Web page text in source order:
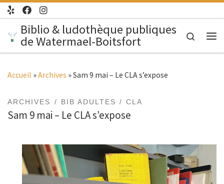
Passer au contenu
Biblio & ludothèque publiques
de Watermael-Boitsfort
Search
Accueil »Archives »Sam 9 mai – Le CLA s’expose
ARCHIVES BIB ADULTES CLA
Sam 9 mai – Le CLA s’expose